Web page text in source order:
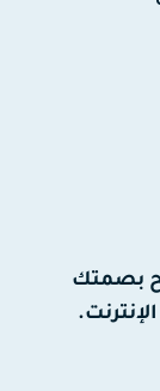
بصمتك